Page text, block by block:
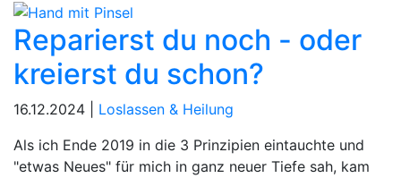
Reparierst du noch - oder
kreierst du schon?
16.12.2024 | Loslassen & Heilung
Als ich Ende 2019 in die 3 Prinzipien eintauchte und
"etwas Neues" für mich in ganz neuer Tiefe sah, kam